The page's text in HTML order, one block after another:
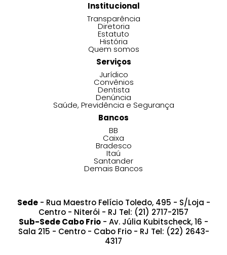
Institucional
Transparência
Diretoria
Estatuto
História
Quem somos
Serviços
Jurídico
Convênios
Dentista
Denúncia
Saúde, Previdência e Segurança
Bancos
BB
Caixa
Bradesco
Itaú
Santander
Demais Bancos
Sede- Rua Maestro Felício Toledo, 495 - S/Loja -
Centro - Niterói - RJ Tel: (21) 2717-2157
Sub-Sede Cabo Frio - Av. Júlia Kubitscheck, 16 -
Sala 215 - Centro - Cabo Frio - RJ Tel: (22) 2643-
4317